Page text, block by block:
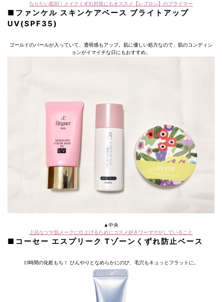
なりたい肌別！メイクくずれ対策にもオススメ【レブロン】のプライマー
■ファンケル スキンケアベース ブライトアップ
UV(SPF35)
ゴールドのパールが入っていて、透明感もアップ。肌に優しい処方なので、肌のコンディシ
ョンがイマイチな日にもおすすめ。
▲中央
上品なツヤ肌メークに仕上げるためにコスメ好きワーママがしていること
■コーセー エスプリーク Tゾーンくずれ防止ベース
13時間の化粧もち！ ひんやりとなめらかにのび、毛穴もキュッとフラットに。